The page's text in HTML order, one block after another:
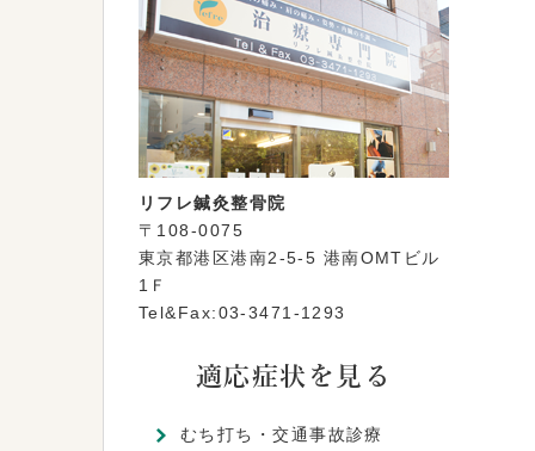
リフレ鍼灸整骨院
〒108-0075
東京都港区港南2-5-5 港南OMTビル
1Ｆ
Tel&Fax:03-3471-1293
適応症状を見る
むち打ち・交通事故診療